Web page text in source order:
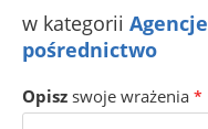
w kategorii
pośrednictwo
Opisz swoje wrażenia *